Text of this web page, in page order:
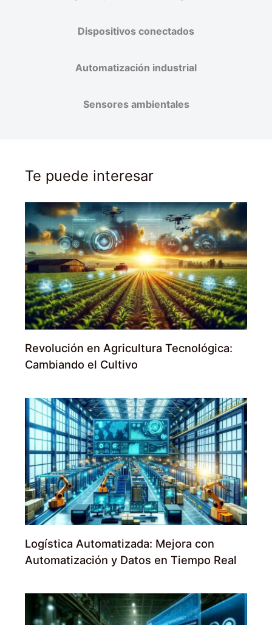
Dispositivos conectados
Automatización industrial
Sensores ambientales
Te puede interesar
Revolución en Agricultura Tecnológica:
Cambiando el Cultivo
Logística Automatizada: Mejora con
Automatización y Datos en Tiempo Real